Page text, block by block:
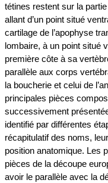
tétines restent sur la
allant d’un point situé
cartilage de l’apophyse
lombaire, à un point situé
première côte à sa
parallèle aux corps
la boucherie et celui de
principales pièces
successivement
identifié par différentes
récapitulatif des noms,
position anatomique. Les
pièces de la découpe
avoir le parallèle avec la